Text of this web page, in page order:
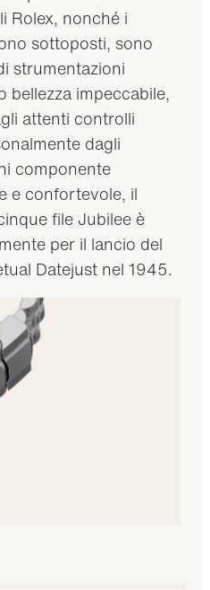
Rolex, nonché i
sottoposti, sono
strumentazioni
bellezza impeccabile,
attenti controlli
dagli
componente
e confortevole, il
file Jubilee è
per il lancio del
Datejust nel 1945.